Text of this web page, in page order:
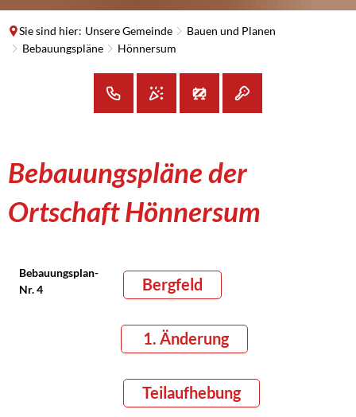
Sie sind hier: Unsere Gemeinde
Bauen und Planen
Bebauungspläne
Hönnersum
Hönnersum
Bebauungspläne der
Ortschaft Hönnersum
Bebauungsplan-
Nr. 4
Bergfeld
1. Änderung
Teilaufhebung